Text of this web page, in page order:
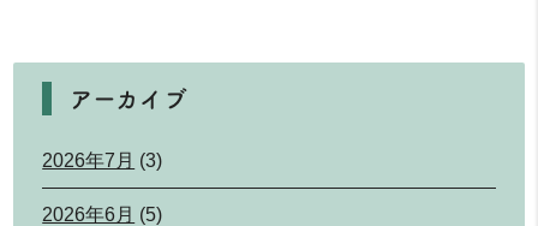
アーカイブ
2026年7月 (3)
2026年6月 (5)